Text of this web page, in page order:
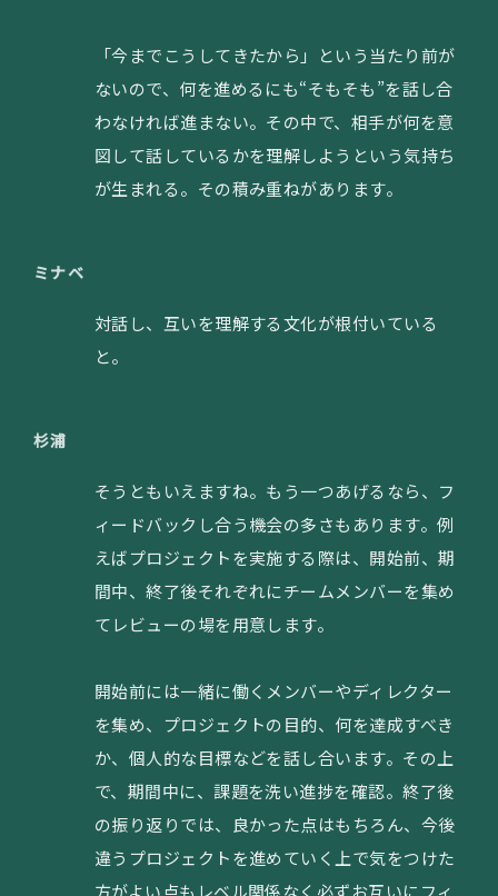
「今までこうしてきたから」という当たり前が
ないので、何を進めるにも“そもそも”を話し合
わなければ進まない。その中で、相手が何を意
図して話しているかを理解しようという気持ち
が生まれる。その積み重ねがあります。
ミナベ
対話し、互いを理解する文化が根付いている
と。
杉浦
そうともいえますね。もう一つあげるなら、フ
ィードバックし合う機会の多さもあります。例
えばプロジェクトを実施する際は、開始前、期
間中、終了後それぞれにチームメンバーを集め
てレビューの場を用意します。
開始前には一緒に働くメンバーやディレクター
を集め、プロジェクトの目的、何を達成すべき
か、個人的な目標などを話し合います。その上
で、期間中に、課題を洗い進捗を確認。終了後
の振り返りでは、良かった点はもちろん、今後
違うプロジェクトを進めていく上で気をつけた